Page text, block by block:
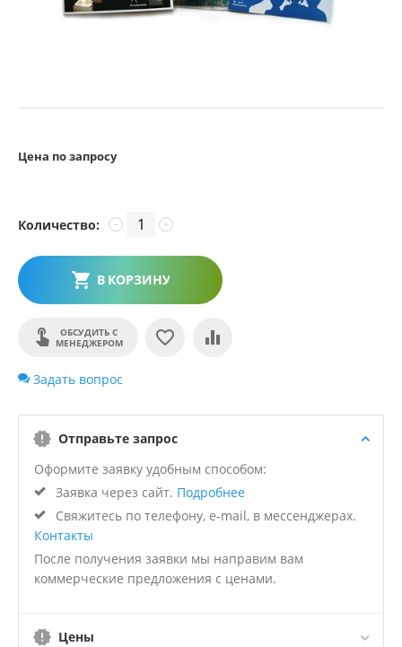
Цена по запросу
Количество: +
−
В КОРЗИНУ
ОБСУДИТЬ С
МЕНЕДЖЕРОМ
Задать вопрос
Отправьте запрос
Оформите заявку удобным способом:
Заявка через сайт. Подробнее
Свяжитесь по телефону, e-mail, в мессенджерах.
Контакты
После получения заявки мы направим вам
коммерческие предложения с ценами.
Цены